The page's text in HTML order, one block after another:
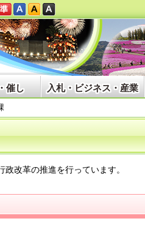
催し 入札・ビジネス・産業
改革の推進を行っています。